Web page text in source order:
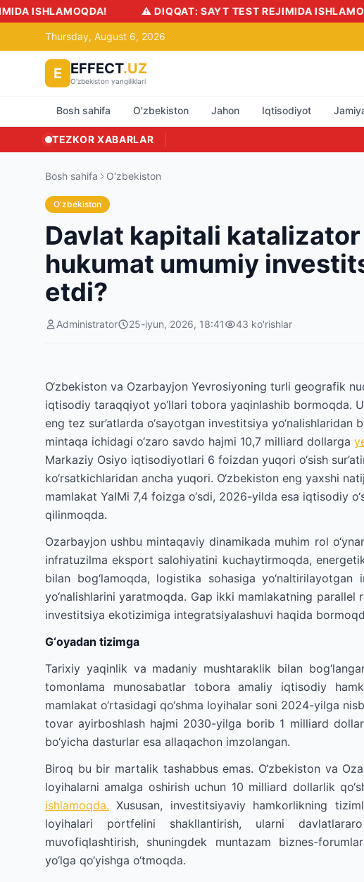
⚠️ DIQQAT: SAYT TEST REJIMIDA ISHLAMOQDA! ⚠️
Thursday, August 6, 2026
E EFFECT.UZ
O'zbekiston yangiliklari
Bosh sahifa O'zbekiston Jahon Iqtisodiyot
TEZKOR XABARLAR
Bosh sahifa O'zbekiston
O'zbekiston
Davlat kapitali
hukumat umumiy
etdi?
Administrator 25-iyun, 2026, 18:41 43 ko'rishlar
O‘zbekiston va Ozarbayjon Yevrosiyoning turli geografik
iqtisodiy taraqqiyot yo‘llari tobora yaqinlashib bormoqda.
eng tez sur’atlarda o‘sayotgan investitsiya yo‘nalishlaridan
mintaqa ichidagi o‘zaro savdo hajmi 10,7 milliard dollarga
Markaziy Osiyo iqtisodiyotlari 6 foizdan yuqori o‘sish
ko‘rsatkichlaridan ancha yuqori. O‘zbekiston eng yaxshi
mamlakat YaIMi 7,4 foizga o‘sdi, 2026-yilda esa iqtisodiy
qilinmoqda.
Ozarbayjon ushbu mintaqaviy dinamikada muhim rol
infratuzilma eksport salohiyatini kuchaytirmoqda,
bilan bog‘lamoqda, logistika sohasiga
yo‘nalishlarini yaratmoqda. Gap ikki mamlakatning
investitsiya ekotizimiga integratsiyalashuvi haqida
G‘oyadan tizimga
Tarixiy yaqinlik va madaniy mushtaraklik bilan
tomonlama munosabatlar tobora amaliy iqtisodiy
mamlakat o‘rtasidagi qo‘shma loyihalar soni 2024-yilga
tovar ayirboshlash hajmi 2030-yilga borib 1 milliard
bo‘yicha dasturlar esa allaqachon imzolangan.
Biroq bu bir martalik tashabbus emas. O‘zbekiston va
loyihalarni amalga oshirish uchun 10 milliard dollarlik
ishlamoqda. Xususan, investitsiyaviy hamkorlikning
loyihalari portfelini shakllantirish, ularni
muvofiqlashtirish, shuningdek muntazam biznes-
yo‘lga qo‘yishga o‘tmoqda.